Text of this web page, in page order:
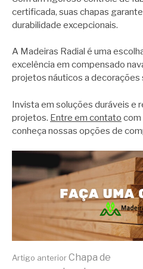
certificada, suas chapas
durabilidade excepcionais.
A Madeiras Radial é uma
excelência em compensado
projetos náuticos a decorações
Invista em soluções duráveis e
projetos. Entre em contato com
conheça nossas opções de
Artigo anteriorChapa de